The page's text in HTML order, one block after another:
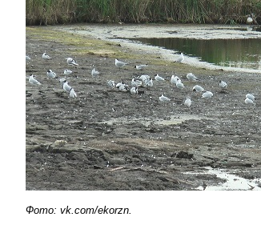
Фото: vk.com/ekorzn.